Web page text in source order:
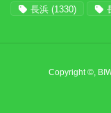
長浜 (1330)
Copyright ©,